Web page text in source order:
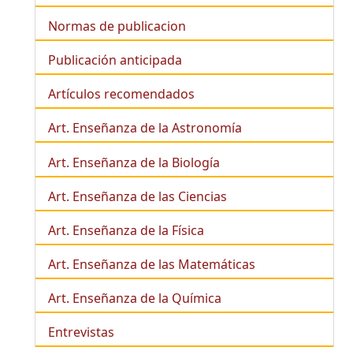
Normas de publicacion
Publicación anticipada
Artículos recomendados
Art. Enseñanza de la Astronomía
Art. Enseñanza de la Biología
Art. Enseñanza de las Ciencias
Art. Enseñanza de la Física
Art. Enseñanza de las Matemáticas
Art. Enseñanza de la Química
Entrevistas